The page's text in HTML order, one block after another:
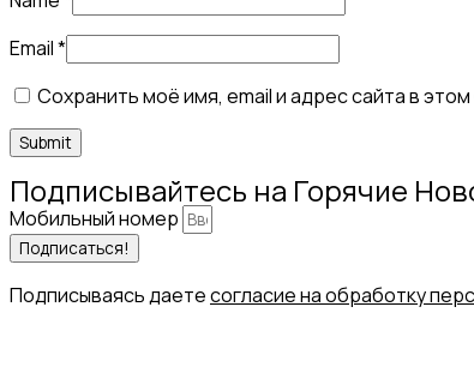
Email*
Сохранить моё имя, email и адрес сайта в
Подписывайтесь на Горячие
Мобильный номер
Подписаться!
Подписываясь даетесогласие на обработку